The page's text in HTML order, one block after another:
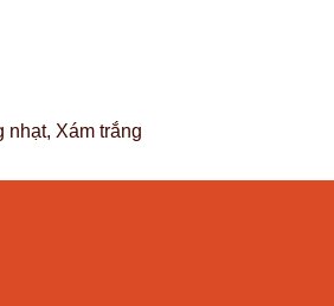
Xám trắng